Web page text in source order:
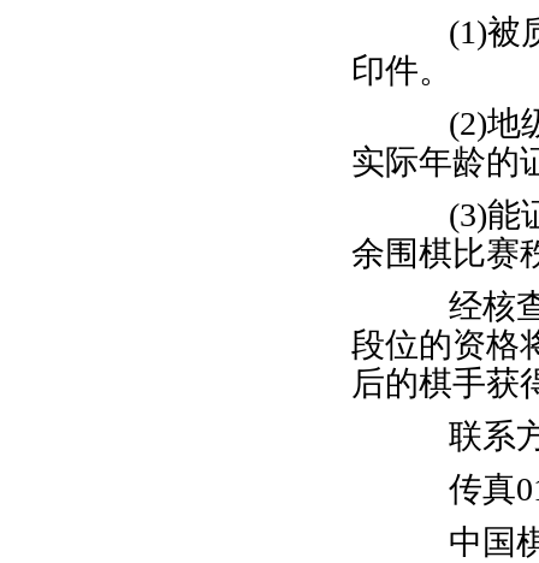
(1)被质
印件。
(2)地级
实际年龄的
(3)能证
余围棋比赛
经核查
段位的资格
后的棋手获
联系方
传真
中国棋